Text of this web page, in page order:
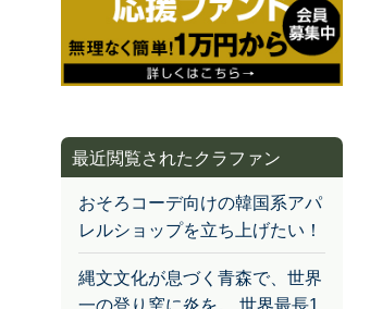
最近閲覧されたクラファン
おそろコーデ向けの韓国系アパ
レルショップを立ち上げたい！
縄文文化が息づく青森で、世界